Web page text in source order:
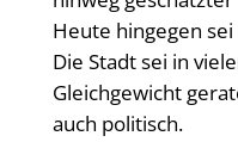
Heute hingegen
Die Stadt sei in
Gleichgewicht
auch politisch.